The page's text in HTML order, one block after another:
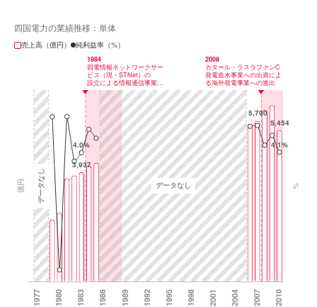
四国電力の業績推移：単体
売上高（億円）
純利益率（%）